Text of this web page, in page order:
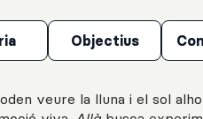
Objectius
veure la lluna i el sol